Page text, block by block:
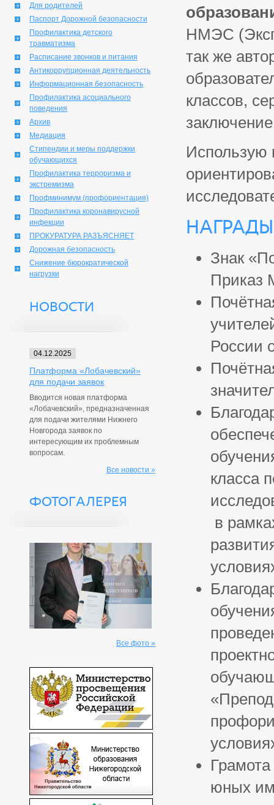
Для родителей
Паспорт Дорожной безопасности
Профилактика детского
травматизма
Расписание звонков и питания
Антикоррупционная деятельность
Информационная безопасность
Профилактика асоциального
поведения
Архив
Медиация
Стипендии и меры поддержки
обучающихся
Профилактика терроризма и
экстремизма
Профминимум (профориентация)
Профилактика коронавирусной
инфекции
ПРОКУРАТУРА РАЗЪЯСНЯЕТ
Дорожная безопасность
Снижение бюрократической
нагрузки
НОВОСТИ
04.12.2025
Платформа «Лобачевский»
для подачи заявок
Вводится новая платформа
«Лобачевский», предназначенная
для подачи жителями Нижнего
Новгорода заявок по
интересующим их проблемным
вопросам.
Все новости »
ФОТОГАЛЕРЕЯ
Все фото »
НМЭС
так же
классов,
Использую
Награды
Знак
Приказ
России
класса
в
Грамота
юных